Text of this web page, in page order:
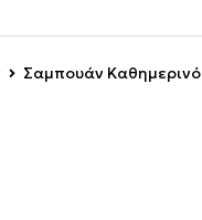
Σαμπουάν Καθημερινό